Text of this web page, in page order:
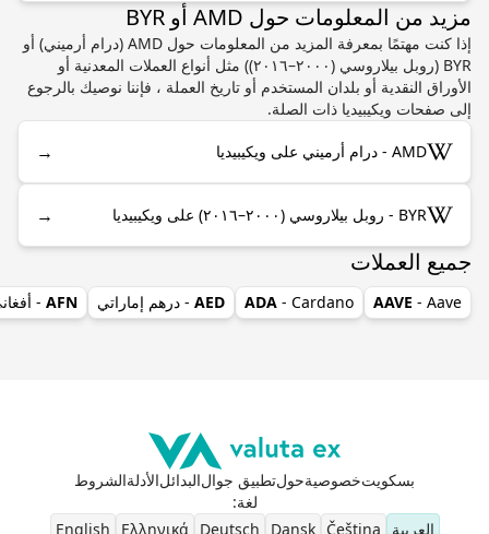
مزيد من المعلومات حول AMD أو BYR
إذا كنت مهتمًا بمعرفة المزيد من المعلومات حول AMD (درام أرميني) أو
BYR (روبل بيلاروسي (٢٠٠٠–٢٠١٦)) مثل أنواع العملات المعدنية أو
الأوراق النقدية أو بلدان المستخدم أو تاريخ العملة ، فإننا نوصيك بالرجوع
إلى صفحات ويكيبيديا ذات الصلة.
AMD - درام أرميني على ويكيبيديا →
BYR - روبل بيلاروسي (٢٠٠٠–٢٠١٦) على ويكيبيديا →
جميع العملات
AAVE - Aave
ADA - Cardano
AED - درهم إماراتي AFN
-
بسكويتخصوصيةحولتطبيق جوالالبدائلالأدلةالشروط
لغة:
العربية
Čeština
Dansk
Deutsch
Ελληνικά
English